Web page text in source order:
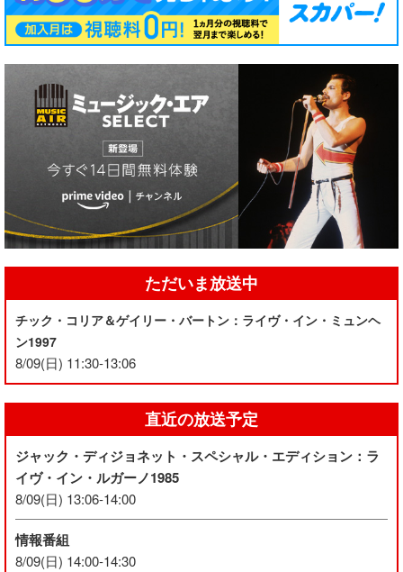
ただいま放送中
チック・コリア＆ゲイリー・バートン：ライヴ・イン・ミュンヘ
ン1997
8/09(日) 11:30-13:06
直近の放送予定
ジャック・ディジョネット・スペシャル・エディション：ラ
イヴ・イン・ルガーノ1985
8/09(日) 13:06-14:00
情報番組
8/09(日) 14:00-14:30